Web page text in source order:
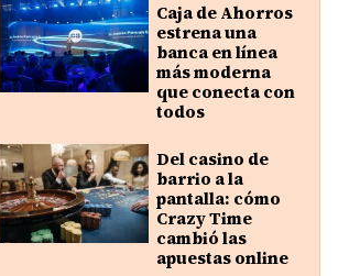
Caja de Ahorros
estrena una
banca en línea
más moderna
que conecta con
todos
Del casino de
barrio a la
pantalla: cómo
Crazy Time
cambió las
apuestas online